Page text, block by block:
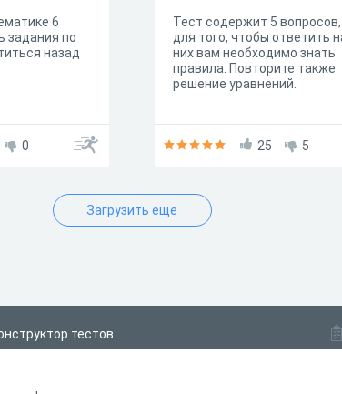
6
задания по
назад
0
Тест содержит 5 вопросов,
для того, чтобы ответить
них вам необходимо знать
правила. Повторите также
решение уравнений.
25 5
Загрузить еще
тестов